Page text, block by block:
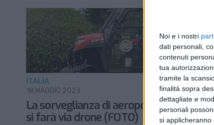
Noi e i nostri
dati personali,
contenuti
tua
tramite la
finalità sopra
dettagliate e
personali
si applicheranno
La sorveglianza di aeroporti e siti
si farà via drone (FOTO)
ITALIA
18 MAGGIO 2023